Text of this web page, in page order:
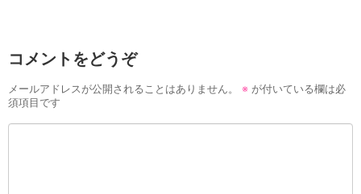
コメントをどうぞ
メールアドレスが公開されることはありません。 ※ が付いている欄は必
須項目です